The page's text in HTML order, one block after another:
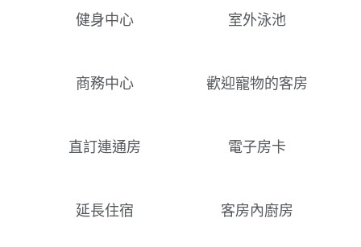
健身中心 室外泳池
商務中心 歡迎寵物的客房
直訂連通房 電子房卡
延長住宿 客房內廚房